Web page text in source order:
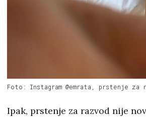
Foto: Instagram @emrata, prstenje za
Ipak, prstenje za razvod nije